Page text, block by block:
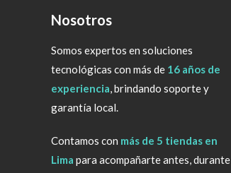
Nosotros
Somos expertos en soluciones
tecnológicas con más de 16 años de
experiencia, brindando soporte y
garantía local.
Contamos con más de 5 tiendas en
Lima para acompañarte antes, durante